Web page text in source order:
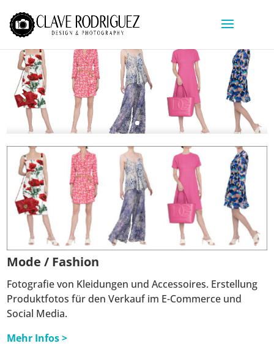
Mode / Fashion
Fotografie von Kleidungen und Accessoires. Erstellung
Produktfotos für den Verkauf im E-Commerce und
Social Media.
Mehr Infos >